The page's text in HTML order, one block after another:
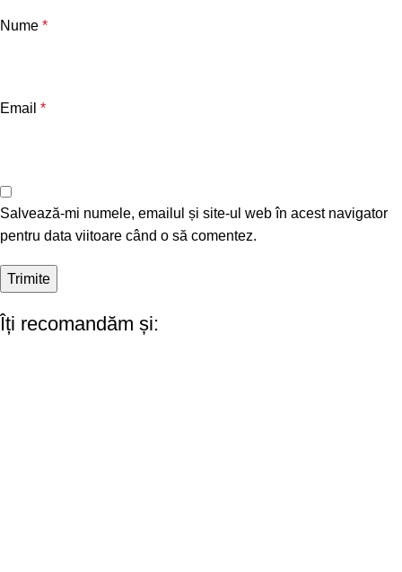
Nume *
Email *
Salvează-mi numele, emailul și site-ul web în acest navigator
pentru data viitoare când o să comentez.
Îți recomandăm și: